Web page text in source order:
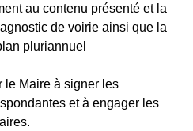
au contenu présenté et la
de voirie ainsi que la
pluriannuel
le Maire à signer les
et à engager les